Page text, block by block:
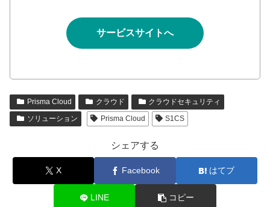
サービスサイトへ
Prisma Cloud クラウド
クラウドセキュリティ
ソリューション
Prisma Cloud S1CS
シェアする
X Facebook はてブ
LINE コピー